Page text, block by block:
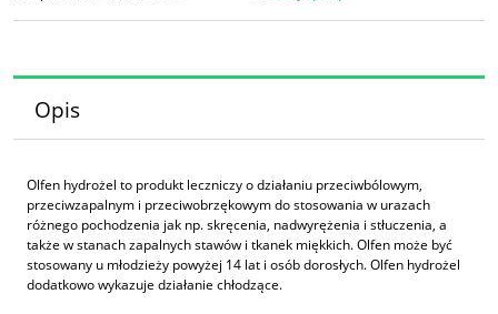
Opis
Olfen hydrożel to produkt leczniczy o działaniu przeciwbólowym,
przeciwzapalnym i przeciwobrzękowym do stosowania w urazach
różnego pochodzenia jak np. skręcenia, nadwyrężenia i stłuczenia, a
także w stanach zapalnych stawów i tkanek miękkich. Olfen może być
stosowany u młodzieży powyżej 14 lat i osób dorosłych. Olfen hydrożel
dodatkowo wykazuje działanie chłodzące.